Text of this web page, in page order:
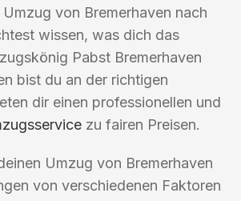
von Bremerhaven nach
wissen, was dich das
Pabst Bremerhaven
bist du an der richtigen
dir einen professionellen und
zu fairen Preisen.
Umzug von Bremerhaven
von verschiedenen Faktoren